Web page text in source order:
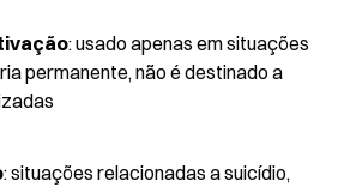
: usado apenas em situações
permanente, não é destinado a
: situações relacionadas a suicídio,